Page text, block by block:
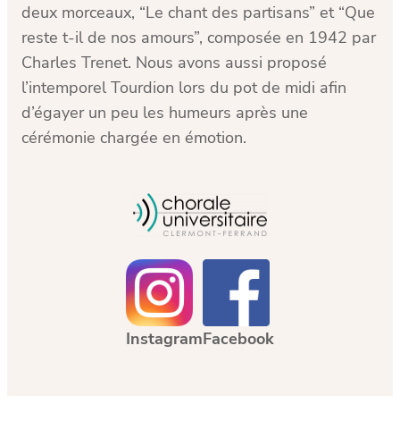
deux morceaux, “Le chant des partisans” et “Que
reste t-il de nos amours”, composée en 1942 par
Charles Trenet. Nous avons aussi proposé
l’intemporel Tourdion lors du pot de midi afin
d’égayer un peu les humeurs après une
cérémonie chargée en émotion.
InstagramFacebook